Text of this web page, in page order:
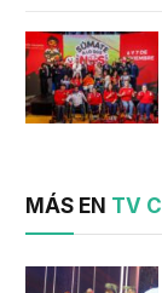
MÁS EN TV